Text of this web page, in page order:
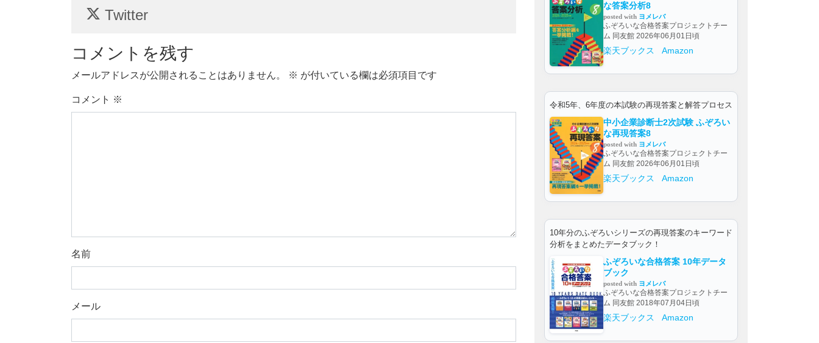
Twitter
コメントを残す
メールアドレスが公開されることはありません。 ※ が付いている欄は必須項目です
コメント ※
名前
メール
な答案分析8
posted with ヨメレバ
ふぞろいな合格答案プロジェクトチー
ム 同友館 2026年06月01日頃
楽天ブックス Amazon
令和5年、6年度の本試験の再現答案と解答プロセス
中小企業診断士2次試験 ふぞろい
な再現答案8
posted with ヨメレバ
ふぞろいな合格答案プロジェクトチー
ム 同友館 2026年06月01日頃
楽天ブックス Amazon
10年分のふぞろいシリーズの再現答案のキーワード
分析をまとめたデータブック！
ふぞろいな合格答案 10年データ
ブック
posted with ヨメレバ
ふぞろいな合格答案プロジェクトチー
ム 同友館 2018年07月04日頃
楽天ブックス Amazon